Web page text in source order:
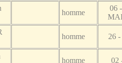
homme
06
homme 26
homme 02